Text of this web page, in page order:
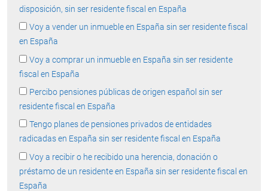
disposición, sin ser residente fiscal en España
Voy a vender un inmueble en España sin ser residente fiscal
en España
Voy a comprar un inmueble en España sin ser residente
fiscal en España
Percibo pensiones públicas de origen español sin ser
residente fiscal en España
Tengo planes de pensiones privados de entidades
radicadas en España sin ser residente fiscal en España
Voy a recibir o he recibido una herencia, donación o
préstamo de un residente en España sin ser residente fiscal en
España